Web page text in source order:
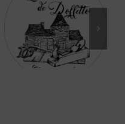
A Fleur d’Eau